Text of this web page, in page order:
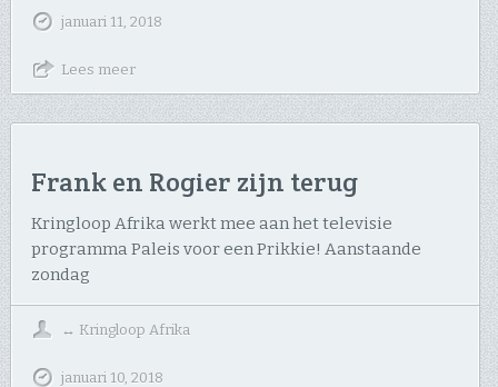
januari 11, 2018
Lees meer
Frank en Rogier zijn terug
Kringloop Afrika werkt mee aan het televisie
programma Paleis voor een Prikkie! Aanstaande
zondag
↔ Kringloop Afrika
januari 10, 2018